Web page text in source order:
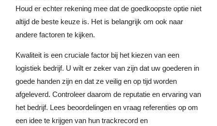
Houd er echter rekening mee dat de goedkoopste optie niet
altijd de beste keuze is. Het is belangrijk om ook naar
andere factoren te kijken.
Kwaliteit is een cruciale factor bij het kiezen van een
logistiek bedrijf. U wilt er zeker van zijn dat uw goederen in
goede handen zijn en dat ze veilig en op tijd worden
afgeleverd. Controleer daarom de reputatie en ervaring van
het bedrijf. Lees beoordelingen en vraag referenties op om
een idee te krijgen van hun trackrecord en